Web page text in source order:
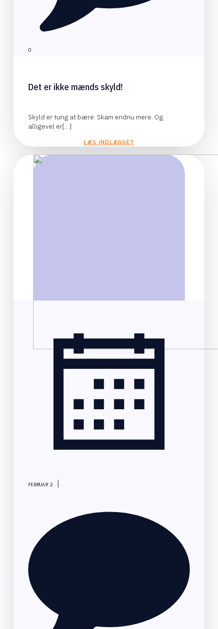
0
Det er ikke mænds skyld!
Skyld er tung at bære. Skam endnu mere. Og
alligevel er[…]
LÆS INDLÆGGET
FEBRUAR 2